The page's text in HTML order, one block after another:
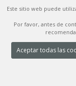
Este sitio web puede
Por favor, antes de
Aceptar todas las